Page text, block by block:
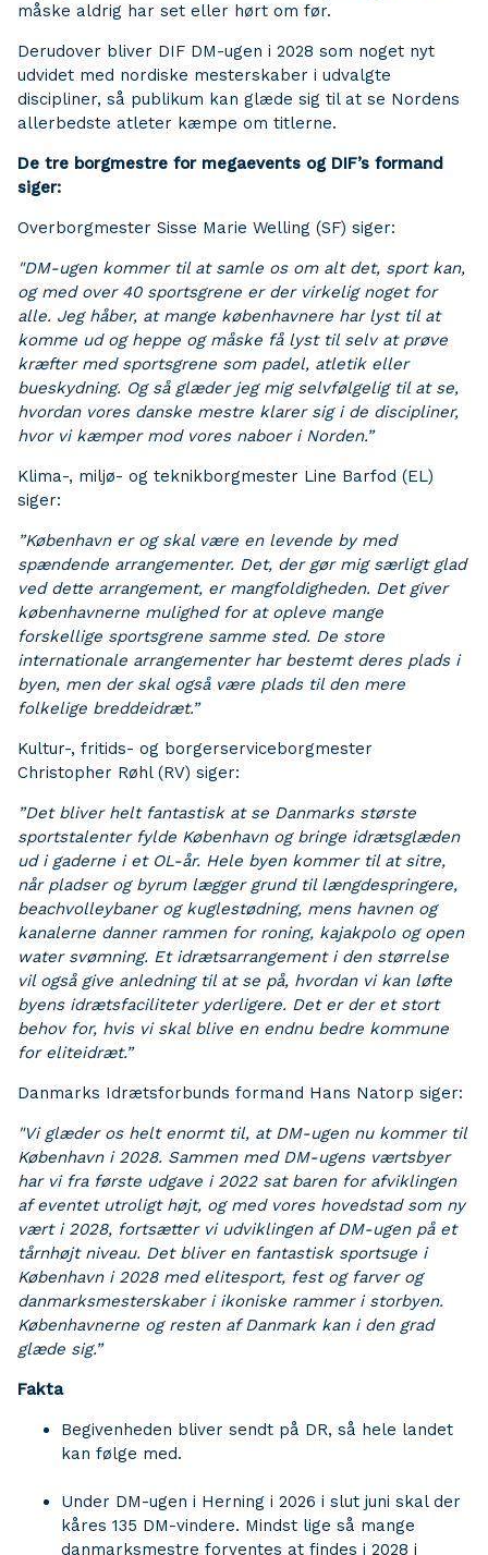
måske aldrig har set eller hørt om før.
Derudover bliver DIF DM-ugen i 2028 som noget nyt
udvidet med nordiske mesterskaber i udvalgte
discipliner, så publikum kan glæde sig til at se Nordens
allerbedste atleter kæmpe om titlerne.
De tre borgmestre for megaevents og DIF’s formand
siger:
Overborgmester Sisse Marie Welling (SF) siger:
"DM-ugen kommer til at samle os om alt det, sport kan,
og med over 40 sportsgrene er der virkelig noget for
alle. Jeg håber, at mange københavnere har lyst til at
komme ud og heppe og måske få lyst til selv at prøve
kræfter med sportsgrene som padel, atletik eller
bueskydning. Og så glæder jeg mig selvfølgelig til at se,
hvordan vores danske mestre klarer sig i de discipliner,
hvor vi kæmper mod vores naboer i Norden.”
Klima-, miljø- og teknikborgmester Line Barfod (EL)
siger:
”København er og skal være en levende by med
spændende arrangementer. Det, der gør mig særligt glad
ved dette arrangement, er mangfoldigheden. Det giver
københavnerne mulighed for at opleve mange
forskellige sportsgrene samme sted. De store
internationale arrangementer har bestemt deres plads i
byen, men der skal også være plads til den mere
folkelige breddeidræt.”
Kultur-, fritids- og borgerserviceborgmester
Christopher Røhl (RV) siger:
”Det bliver helt fantastisk at se Danmarks største
sportstalenter fylde København og bringe idrætsglæden
ud i gaderne i et OL-år. Hele byen kommer til at sitre,
når pladser og byrum lægger grund til længdespringere,
beachvolleybaner og kuglestødning, mens havnen og
kanalerne danner rammen for roning, kajakpolo og open
water svømning. Et idrætsarrangement i den størrelse
vil også give anledning til at se på, hvordan vi kan løfte
byens idrætsfaciliteter yderligere. Det er der et stort
behov for, hvis vi skal blive en endnu bedre kommune
for eliteidræt.”
Danmarks Idrætsforbunds formand Hans Natorp siger:
"Vi glæder os helt enormt til, at DM-ugen nu kommer til
København i 2028. Sammen medDM-ugensværtsbyer
har vi fra første udgave i 2022 sat baren for afviklingen
af eventet utroligt højt, og med vores hovedstadsom ny
vært i 2028, fortsætter vi udviklingen af DM-ugen på et
tårnhøjt niveau. Det bliver en fantastisk sportsuge i
København i 2028 med elitesport, fest og farver og
danmarksmesterskaber i ikoniske rammer i storbyen.
Københavnerne og resten af Danmark kan i den grad
glæde sig.”
Fakta
Begivenheden bliver sendt på DR, så hele landet
kan følge med.
Under DM-ugen i Herning i 2026 i slut juni skal der
kåres 135 DM-vindere. Mindst lige så mange
danmarksmestre forventes at findes i 2028 i